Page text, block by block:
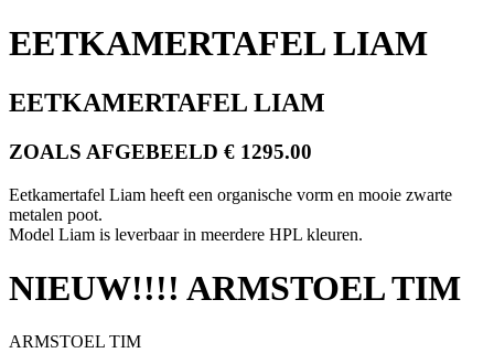
EETKAMERTAFEL LIAM
EETKAMERTAFEL LIAM
ZOALS AFGEBEELD € 1295.00
Eetkamertafel Liam heeft een organische vorm en mooie zwarte
metalen poot.
Model Liam is leverbaar in meerdere HPL kleuren.
NIEUW!!!! ARMSTOEL TIM
ARMSTOEL TIM